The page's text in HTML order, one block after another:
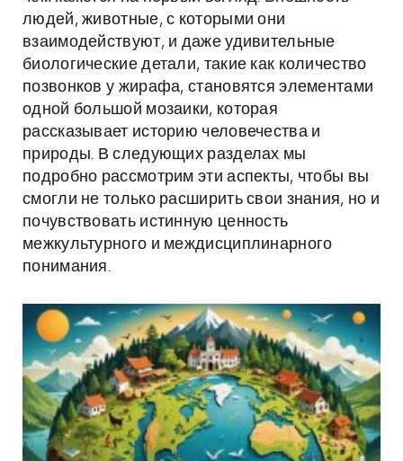
людей, животные, с которыми они
взаимодействуют, и даже удивительные
биологические детали, такие как количество
позвонков у жирафа, становятся элементами
одной большой мозаики, которая
рассказывает историю человечества и
природы. В следующих разделах мы
подробно рассмотрим эти аспекты, чтобы вы
смогли не только расширить свои знания, но и
почувствовать истинную ценность
межкультурного и междисциплинарного
понимания.